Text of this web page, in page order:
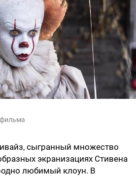
сыгранный множество
экранизациях Стивена
любимый клоун. В